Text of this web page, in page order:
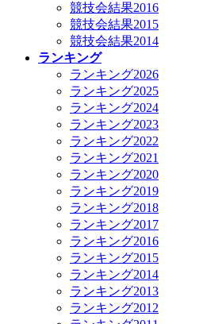
競技会結果2016
競技会結果2015
競技会結果2014
ランキング
ランキング2026
ランキング2025
ランキング2024
ランキング2023
ランキング2022
ランキング2021
ランキング2020
ランキング2019
ランキング2018
ランキング2017
ランキング2016
ランキング2015
ランキング2014
ランキング2013
ランキング2012